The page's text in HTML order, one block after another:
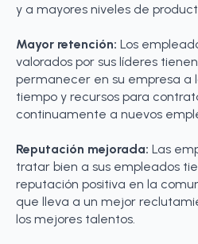
y a mayores niveles de
Mayor retención: Los
valorados por sus líderes
permanecer en su empresa a
tiempo y recursos para
continuamente a nuevos
Reputación mejorada: Las
tratar bien a sus empleados
reputación positiva en la
que lleva a un mejor
los mejores talentos.